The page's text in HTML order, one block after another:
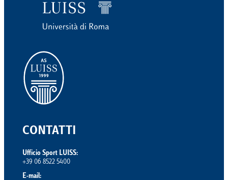
CONTATTI
Ufficio Sport LUISS:
+39 06 8522 5400
E-mail: